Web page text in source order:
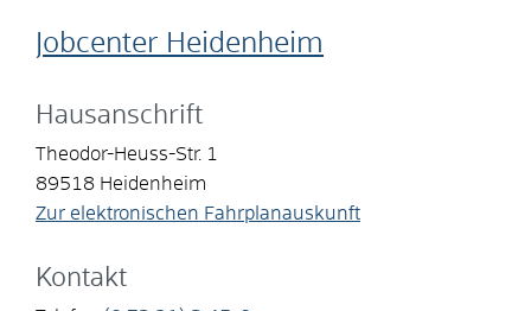
Jobcenter Heidenheim
Hausanschrift
Theodor-Heuss-Str. 1
89518 Heidenheim
Zur elektronischen Fahrplanauskunft
Kontakt